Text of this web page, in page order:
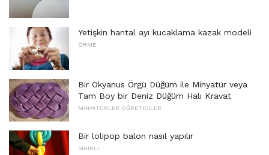
Yetişkin hantal ayı kucaklama kazak modeli
ÖRME
Bir Okyanus Örgü Düğüm ile Minyatür veya
Tam Boy bir Deniz Düğüm Halı Kravat
MINYATÜRLER ÖĞRETICILER
Bir lolipop balon nasıl yapılır
SIHIRLI